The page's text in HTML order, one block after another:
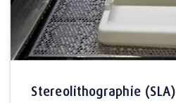
Stereolithographie (SLA)